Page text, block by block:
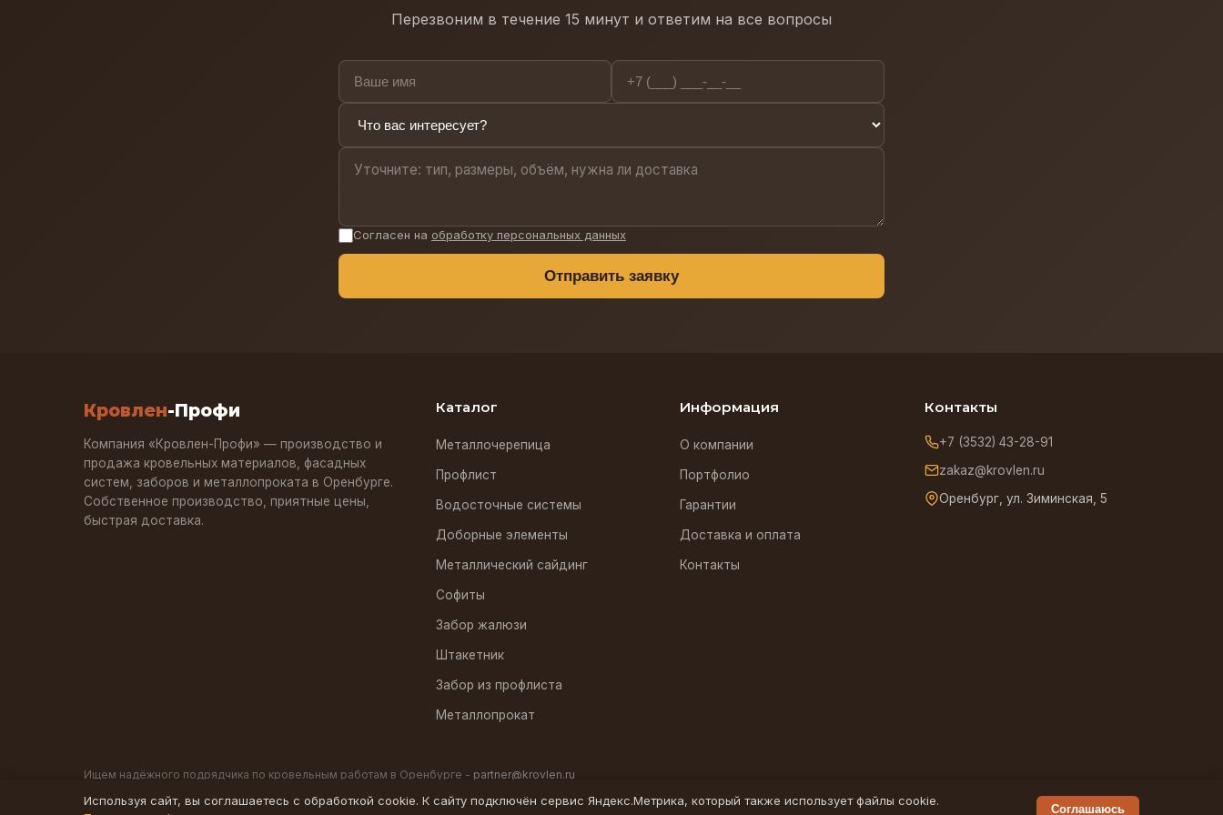
Перезвоним в течение 15 минут и ответим на все вопросы
Согласен на обработку персональных данных
Отправить заявку
Кровлен-Профи
Компания «Кровлен-Профи» — производство и
продажа кровельных материалов, фасадных
систем, заборов и металлопроката в Оренбурге.
Собственное производство, приятные цены,
быстрая доставка.
Каталог
Металлочерепица
Профлист
Водосточные системы
Доборные элементы
Металлический сайдинг
Софиты
Забор жалюзи
Штакетник
Забор из профлиста
Металлопрокат
Информация
О компании
Портфолио
Гарантии
Доставка и оплата
Контакты
Контакты
+7 (3532) 43-28-91
zakaz@krovlen.ru
Оренбург, ул. Зиминская, 5
Ищем надёжного подрядчика по кровельным работам в Оренбурге - partner@krovlen.ru
© 2013–2026 Кровлен-Профи. Все права защищены. Политика конфиденциальности
Используя сайт, вы соглашаетесь с обработкой cookie. К сайту подключён сервис Яндекс.Метрика, который также использует файлы cookie.
Соглашаюсь